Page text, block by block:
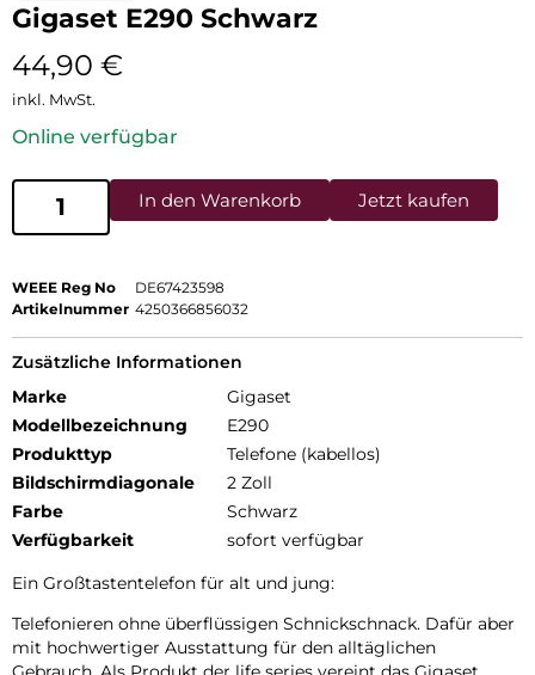
Gigaset E290 Schwarz
44,90 €
inkl. MwSt.
Online verfügbar
In den Warenkorb Jetzt kaufen
WEEE Reg No
DE67423598
Artikelnummer 4250366856032
Zusätzliche Informationen
Marke
Gigaset
Modellbezeichnung
E290
Produkttyp
Telefone (kabellos)
Bildschirmdiagonale
2 Zoll
Farbe
Schwarz
Verfügbarkeit
sofort verfügbar
Ein Großtastentelefon für alt und jung:
Telefonieren ohne überflüssigen Schnickschnack. Dafür aber
mit hochwertiger Ausstattung für den alltäglichen